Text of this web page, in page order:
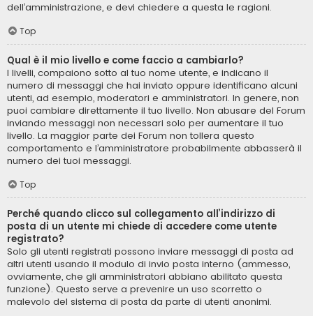
dell’amministrazione, e devi chiedere a questa le ragioni.
Top
Qual è il mio livello e come faccio a cambiarlo?
I livelli, compaiono sotto al tuo nome utente, e indicano il
numero di messaggi che hai inviato oppure identificano alcuni
utenti, ad esempio, moderatori e amministratori. In genere, non
puoi cambiare direttamente il tuo livello. Non abusare del Forum
inviando messaggi non necessari solo per aumentare il tuo
livello. La maggior parte dei Forum non tollera questo
comportamento e l’amministratore probabilmente abbasserà il
numero dei tuoi messaggi.
Top
Perché quando clicco sul collegamento all’indirizzo di
posta di un utente mi chiede di accedere come utente
registrato?
Solo gli utenti registrati possono inviare messaggi di posta ad
altri utenti usando il modulo di invio posta interno (ammesso,
ovviamente, che gli amministratori abbiano abilitato questa
funzione). Questo serve a prevenire un uso scorretto o
malevolo del sistema di posta da parte di utenti anonimi.